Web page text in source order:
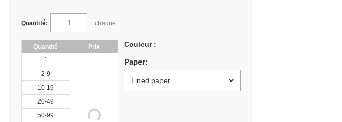
Quantité: chaque
Quantité
Prix
1
2-9
10-19
20-49
50-99
Couleur :
Paper: